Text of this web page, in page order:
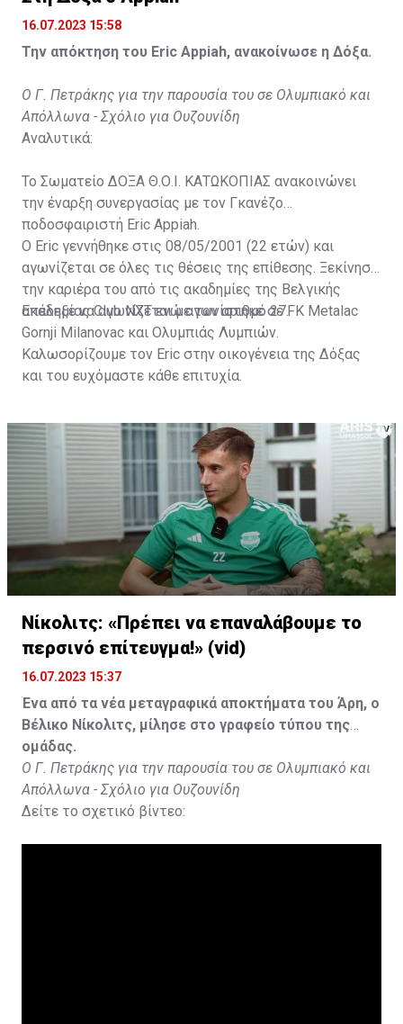
16.07.2023 15:58
Την απόκτηση του Eric Appiah, ανακοίνωσε η Δόξα.
Ο Γ. Πετράκης για την παρουσία του σε Ολυμπιακό και
Απόλλωνα - Σχόλιο για Ουζουνίδη
Αναλυτικά:
Το Σωματείο ΔΟΞΑ Θ.Ο.Ι. ΚΑΤΩΚΟΠΙΑΣ ανακοινώνει
την έναρξη συνεργασίας με τον Γκανέζο
ποδοσφαιριστή Eric Appiah.
Ο Eric γεννήθηκε στις 08/05/2001 (22 ετών) και
αγωνίζεται σε όλες τις θέσεις της επίθεσης. Ξεκίνησε
την καριέρα του από τις ακαδημίες της Βελγικής
ακαδημίας Club NXT ενώ αγωνίστηκε σε FK Metalac
Gornji Milanovac και Ολυμπιάς Λυμπιών.
Επέλεξε να αγωνίζεται με τον αριθμό 27.
Καλωσορίζουμε τον Eric στην οικογένεια της Δόξας
και του ευχόμαστε κάθε επιτυχία.
Νίκολιτς: «Πρέπει να επαναλάβουμε το
περσινό επίτευγμα!» (vid)
16.07.2023 15:37
Ένα από τα νέα μεταγραφικά αποκτήματα του Άρη, ο
Βέλικο Νίκολιτς, μίλησε στο γραφείο τύπου της
ομάδας.
Ο Γ. Πετράκης για την παρουσία του σε Ολυμπιακό και
Απόλλωνα - Σχόλιο για Ουζουνίδη
Δείτε το σχετικό βίντεο: